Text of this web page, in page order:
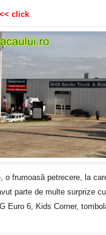
<< click
o frumoasă petrecere, la
parte de multe surprize
Euro 6, Kids Corner,